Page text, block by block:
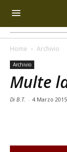
Home Archivio
Archivio
Multe
Di B.T. - 4 Marzo 2015